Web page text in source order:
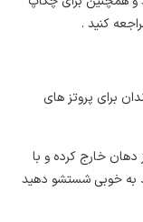
کنید .
برای پروتز های
دهان خارج کرده و با
خوبی شستشو دهید